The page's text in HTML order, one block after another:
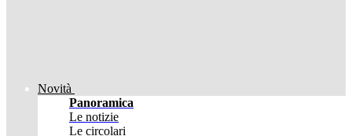
Novità
Panoramica
Le notizie
Le circolari